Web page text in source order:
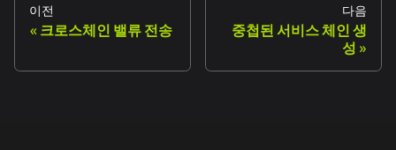
이전
크로스체인 밸류 전송
다음
중첩된 서비스 체인 생
성